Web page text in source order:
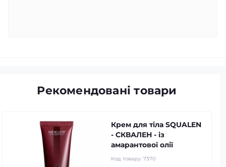
Рекомендовані товари
Крем для тіла SQUALEN
- СКВАЛЕН - із
амарантової олії
Код товару: 7370